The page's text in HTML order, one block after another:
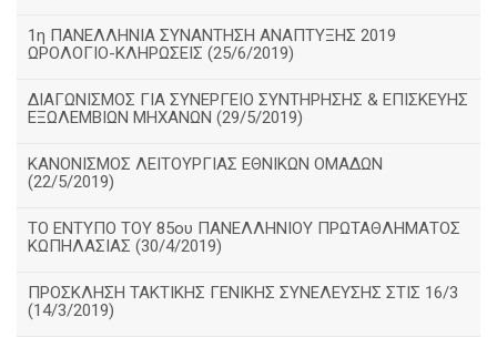
1η ΠΑΝΕΛΛΗΝΙΑ ΣΥΝΑΝΤΗΣΗ ΑΝΑΠΤΥΞΗΣ 2019
ΩΡΟΛΟΓΙΟ-ΚΛΗΡΩΣΕΙΣ (25/6/2019)
ΔΙΑΓΩΝΙΣΜΟΣ ΓΙΑ ΣΥΝΕΡΓΕΙΟ ΣΥΝΤΗΡΗΣΗΣ & ΕΠΙΣΚΕΥΗΣ
ΕΞΩΛΕΜΒΙΩΝ ΜΗΧΑΝΩΝ (29/5/2019)
ΚΑΝΟΝΙΣΜΟΣ ΛΕΙΤΟΥΡΓΙΑΣ ΕΘΝΙΚΩΝ ΟΜΑΔΩΝ
(22/5/2019)
ΤΟ ΕΝΤΥΠΟ ΤΟΥ 85ου ΠΑΝΕΛΛΗΝΙΟΥ ΠΡΩΤΑΘΛΗΜΑΤΟΣ
ΚΩΠΗΛΑΣΙΑΣ (30/4/2019)
ΠΡΟΣΚΛΗΣΗ ΤΑΚΤΙΚΗΣ ΓΕΝΙΚΗΣ ΣΥΝΕΛΕΥΣΗΣ ΣΤΙΣ 16/3
(14/3/2019)